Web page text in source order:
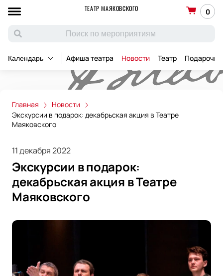
ТЕАТР МАЯКОВСКОГО 0
Календарь Афиша театра Новости Театр
Главная
Новости
Экскурсии в подарок: декабрьская акция в Театре
Маяковского
11 декабря 2022
Экскурсии в подарок:
декабрьская акция в Театре
Маяковского